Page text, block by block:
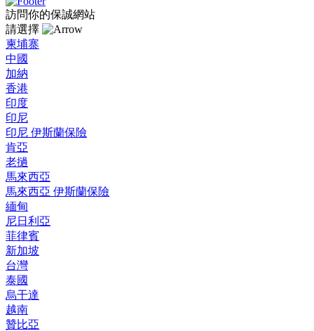
訪問你的保誠網站
請選擇
柬埔寨
中國
加納
香港
印度
印尼
印尼 伊斯蘭保險
肯亞
老撾
馬來西亞
馬來西亞 伊斯蘭保險
緬甸
尼日利亞
菲律賓
新加坡
台灣
泰國
烏干達
越南
贊比亞